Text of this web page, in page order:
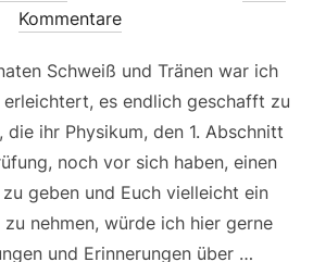
am
Kommentare
Schweiß und Tränen war ich
es endlich geschafft zu
die ihr Physikum, den 1. Abschnitt
noch vor sich haben, einen
geben und Euch vielleicht ein
nehmen, würde ich hier gerne
und Erinnerungen über …